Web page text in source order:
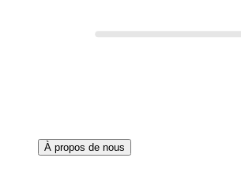
À propos de nous‌